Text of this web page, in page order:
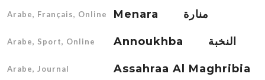
Arabe, Français, Online Menara منارة
Arabe, Sport, Online Annoukhba النخبة
Arabe, Journal